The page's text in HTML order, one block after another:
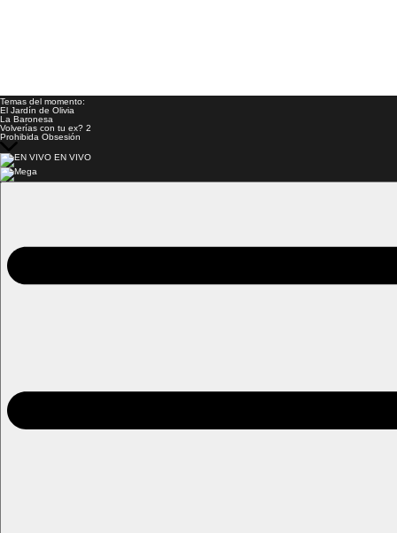
Temas del momento:
El Jardín de Olivia
La Baronesa
Volverías con tu ex? 2
Prohibida Obsesión
EN VIVO